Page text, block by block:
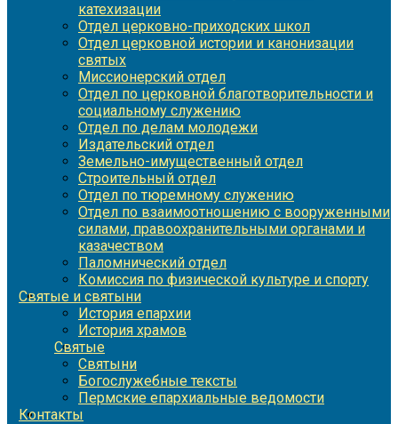
катехизации
Отдел церковно-приходских школ
Отдел церковной истории и канонизации
святых
Миссионерский отдел
Отдел по церковной благотворительности и
социальному служению
Отдел по делам молодежи
Издательский отдел
Земельно-имущественный отдел
Строительный отдел
Отдел по тюремному служению
Отдел по взаимоотношению с вооруженными
силами, правоохранительными органами и
казачеством
Паломнический отдел
Комиссия по физической культуре и спорту
Святые и святыни
История епархии
История храмов
Святые
Святыни
Богослужебные тексты
Пермские епархиальные ведомости
Контакты